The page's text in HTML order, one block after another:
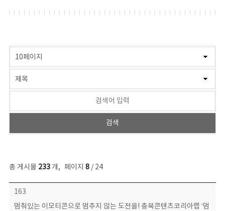
총 게시물 233개, 페이지 8/ 24
보도자료 목록 - 번호, 제목, 작성자, 파일, 조회수, 작성일 정보 제공
163
멈춰있는 이모티콘으로 멈추지 않는 도전을! 충북콘텐츠코리아랩 ‘멈